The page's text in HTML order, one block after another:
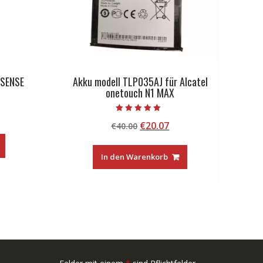
Akku modell TLP035AJ für Alcatel
onetouch N1 MAX
5.00
von 5
€40.00 Ursprünglicher
war:
€40.00
€20.07Aktueller
ist:
€20.07.
In den Warenkorb